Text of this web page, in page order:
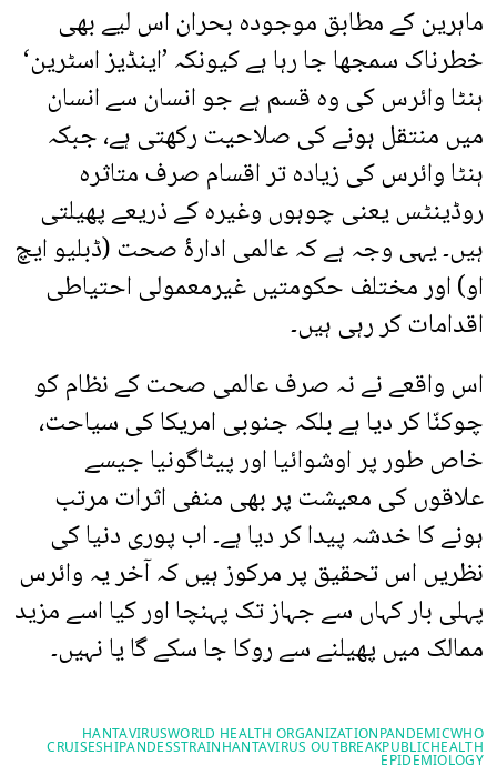
ماہرین کے مطابق موجودہ بحران اس لیے بھی
خطرناک سمجھا جا رہا ہے کیونکہ ’اینڈیز اسٹرین‘
ہنٹا وائرس کی وہ قسم ہے جو انسان سے انسان
میں منتقل ہونے کی صلاحیت رکھتی ہے، جبکہ
ہنٹا وائرس کی زیادہ تر اقسام صرف متاثرہ
روڈینٹس یعنی چوہوں وغیرہ کے ذریعے پھیلتی
ہیں۔ یہی وجہ ہے کہ عالمی ادارۂ صحت (ڈبلیو ایچ
او) اور مختلف حکومتیں غیرمعمولی احتیاطی
اقدامات کر رہی ہیں۔
اس واقعے نے نہ صرف عالمی صحت کے نظام کو
چوکنّا کر دیا ہے بلکہ جنوبی امریکا کی سیاحت،
خاص طور پر اوشوائیا اور پیٹاگونیا جیسے
علاقوں کی معیشت پر بھی منفی اثرات مرتب
ہونے کا خدشہ پیدا کر دیا ہے۔ اب پوری دنیا کی
نظریں اس تحقیق پر مرکوز ہیں کہ آخر یہ وائرس
پہلی بار کہاں سے جہاز تک پہنچا اور کیا اسے مزید
ممالک میں پھیلنے سے روکا جا سکے گا یا نہیں۔
WHO
PANDEMIC
WORLD HEALTH ORGANIZATION
HANTAVIRUS
PUBLICHEALTH
HANTAVIRUS OUTBREAK
ANDESSTRAIN
CRUISESHIP
EPIDEMIOLOGY